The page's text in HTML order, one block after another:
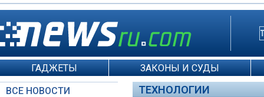
ГАДЖЕТЫ ЗАКОНЫ И СУДЫ
ВСЕ НОВОСТИ
ТЕХНОЛОГИИ